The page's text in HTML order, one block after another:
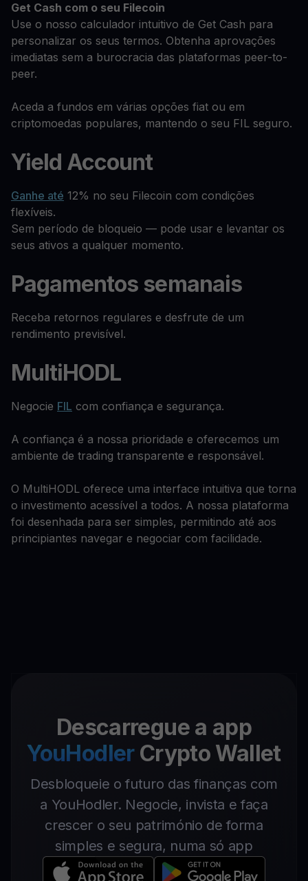
Get Cash com o seu Filecoin
Use o nosso calculador intuitivo de Get Cash para
personalizar os seus termos. Obtenha aprovações
imediatas sem a burocracia das plataformas peer-to-
peer.
Aceda a fundos em várias opções fiat ou em
criptomoedas populares, mantendo o seu FIL seguro.
Yield Account
Ganhe até 12% no seu Filecoin com condições
flexíveis.
Sem período de bloqueio — pode usar e levantar os
seus ativos a qualquer momento.
Pagamentos semanais
Receba retornos regulares e desfrute de um
rendimento previsível.
MultiHODL
Negocie FIL com confiança e segurança.
A confiança é a nossa prioridade e oferecemos um
ambiente de trading transparente e responsável.
O MultiHODL oferece uma interface intuitiva que torna
o investimento acessível a todos. A nossa plataforma
foi desenhada para ser simples, permitindo até aos
principiantes navegar e negociar com facilidade.
Descarregue a app
YouHodler Crypto Wallet
Desbloqueie o futuro das finanças com
a YouHodler. Negocie, invista e faça
crescer o seu património de forma
simples e segura, numa só app